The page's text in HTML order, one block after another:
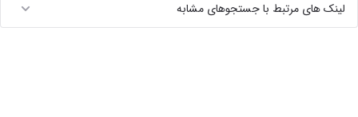
لینک های مرتبط با جستجوهای مشابه